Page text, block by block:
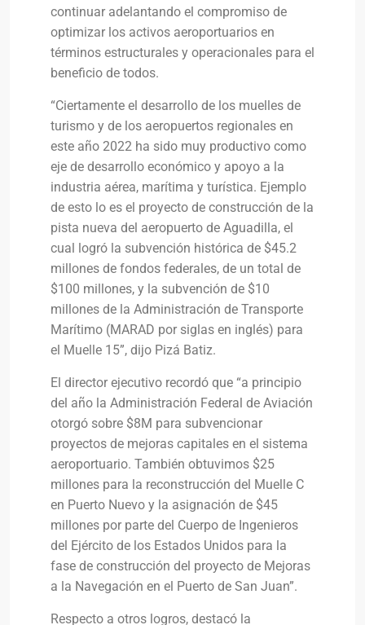
continuar adelantando el compromiso de
optimizar los activos aeroportuarios en
términos estructurales y operacionales para el
beneficio de todos.
“Ciertamente el desarrollo de los muelles de
turismo y de los aeropuertos regionales en
este año 2022 ha sido muy productivo como
eje de desarrollo económico y apoyo a la
industria aérea, marítima y turística. Ejemplo
de esto lo es el proyecto de construcción de la
pista nueva del aeropuerto de Aguadilla, el
cual logró la subvención histórica de $45.2
millones de fondos federales, de un total de
$100 millones, y la subvención de $10
millones de la Administración de Transporte
Marítimo (MARAD por siglas en inglés) para
el Muelle 15”, dijo Pizá Batiz.
El director ejecutivo recordó que “a principio
del año la Administración Federal de Aviación
otorgó sobre $8M para subvencionar
proyectos de mejoras capitales en el sistema
aeroportuario. También obtuvimos $25
millones para la reconstrucción del Muelle C
en Puerto Nuevo y la asignación de $45
millones por parte del Cuerpo de Ingenieros
del Ejército de los Estados Unidos para la
fase de construcción del proyecto de Mejoras
a la Navegación en el Puerto de San Juan”.
Respecto a otros logros, destacó la